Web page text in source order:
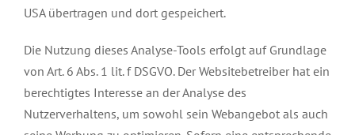
USA übertragen und dort gespeichert.
Die Nutzung dieses Analyse-Tools erfolgt auf Grundlage
von Art. 6 Abs. 1 lit. f DSGVO. Der Websitebetreiber hat ein
berechtigtes Interesse an der Analyse des
Nutzerverhaltens, um sowohl sein Webangebot als auch